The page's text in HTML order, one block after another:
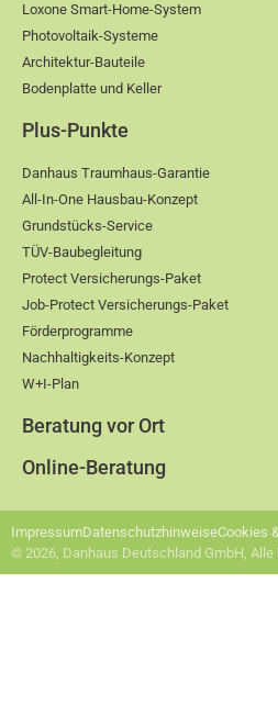
Loxone Smart-Home-System
Photovoltaik-Systeme
Architektur-Bauteile
Bodenplatte und Keller
Plus-Punkte
Danhaus Traumhaus-Garantie
All-In-One Hausbau-Konzept
Grundstücks-Service
TÜV-Baubegleitung
Protect Versicherungs-Paket
Job-Protect Versicherungs-Paket
Förderprogramme
Nachhaltigkeits-Konzept
W+I-Plan
Beratung vor Ort
Online-Beratung
ImpressumDatenschutzhinweiseCookies
© 2026, Danhaus Deutschland GmbH, Alle